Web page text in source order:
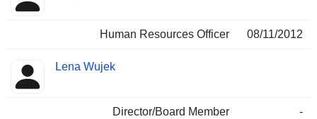
Human Resources Officer 08/11/2012
Lena Wujek
Director/Board Member -